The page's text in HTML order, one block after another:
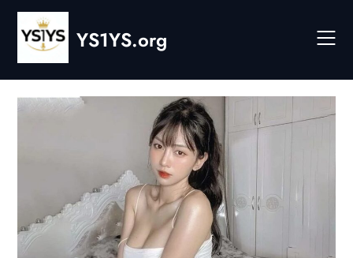
Skip
content
YS1YS.org